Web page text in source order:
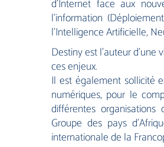
d’Internet face aux
l’information
l’Intelligence Artificielle,
Destiny est l’auteur
ces enjeux.
Il est également sollicité
numériques, pour le
différentes organisations
Groupe des pays
internationale de la